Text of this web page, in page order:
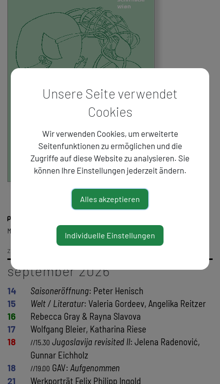
Mit freundlicher Unterstützung der ProHelvetia
ZURÜCK
september 2026
14 Saisoneröffnung: Peter Henisch
15
Welt / Literatur: Valeria Gordeev, Angelika Reitzer
16
Rebecca Gray & Rayna Slavova
17
Wolfgang Bleier, Katharina Riese
18
//15.30 Jugoslavija revisited II: Jelena Radenović,
Gunnar Eichholz
18
//19.00 GAV: Aufgenommen
21
Werkporträt Felix Philipp Ingold
Unsere Seite verwendet
Cookies
Wir verwenden Cookies, um erweiterte
Seitenfunktionen zu ermöglichen und die
Zugriffe auf diese Website zu analysieren. Sie
können Ihre Einstellungen jederzeit ändern.
Alles akzeptieren
Individuelle Einstellungen